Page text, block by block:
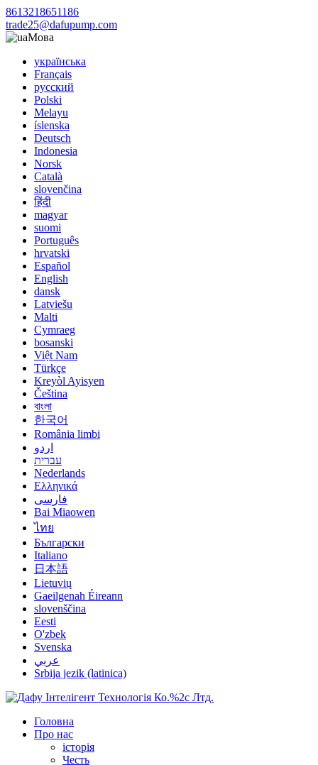
8613218651186
trade25@dafupump.com
Мова
українська
Français
русский
Polski
Melayu
íslenska
Deutsch
Indonesia
Norsk
Català
slovenčina
हिंदी
magyar
suomi
Português
hrvatski
Español
English
dansk
Latviešu
Malti
Cymraeg
bosanski
Việt Nam
Türkçe
Kreyòl Ayisyen
Čeština
বাংলা
한국어
România limbi
اردو
עברית
Nederlands
Ελληνικά
فارسی
Bai Miaowen
ไทย
Български
Italiano
日本語
Lietuvių
Gaeilgenah Éireann
slovenščina
Eesti
O'zbek
Svenska
عربي
Srbija jezik (latinica)
Головна
Про нас
історія
Честь